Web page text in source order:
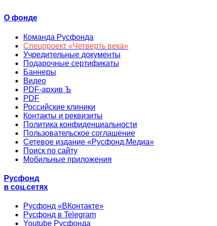
О фонде
Команда Русфонда
Спецпроект «Четверть века»
Учредительные документы
Подарочные сертификаты
Баннеры
Видео
PDF-архив Ъ
PDF
Российские клиники
Контакты и реквизиты
Политика конфиденциальности
Пользовательское соглашение
Сетевое издание «Русфонд.Медиа»
Поиск по сайту
Мобильные приложения
Русфонд
в соц.сетях
Русфонд «ВКонтакте»
Русфонд в Telegram
Youtube Русфонда